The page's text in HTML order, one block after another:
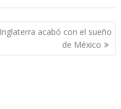
Inglaterra acabó con el sueño
de México